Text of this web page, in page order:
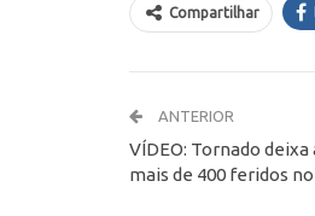
Compartilhar
ANTERIOR
VÍDEO: Tornado
mais de 400 feridos